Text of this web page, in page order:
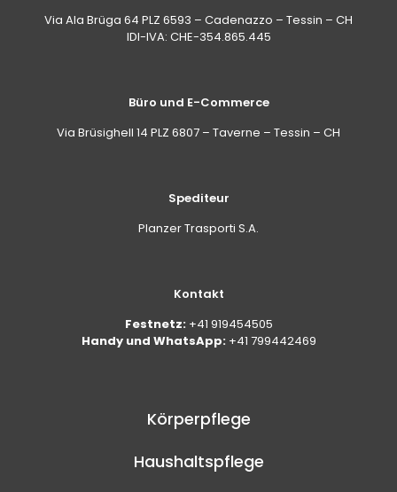
Via Ala Brüga 64 PLZ 6593 – Cadenazzo – Tessin – CH
IDI-IVA: CHE-354.865.445
Büro und E-Commerce
Via Brüsighell 14 PLZ 6807 – Taverne – Tessin – CH
Spediteur
Planzer Trasporti S.A.
Kontakt
Festnetz: +41 919454505
Handy und WhatsApp: +41 799442469
Körperpflege
Haushaltspflege